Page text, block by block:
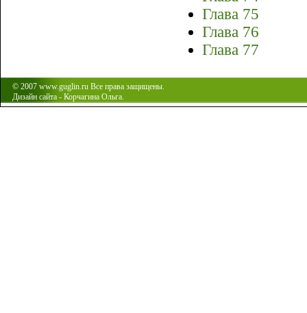
Глава 75
Глава 76
Глава 77
© 2007 www.guglin.ru Все права защищены.
Дизайн сайта - Корчагина Ольга.